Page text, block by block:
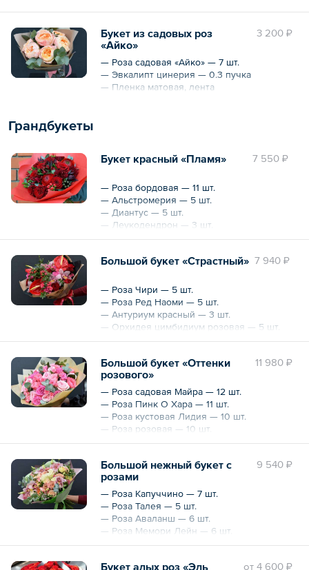
Охват — 25 см
3 200 ₽
Букет из садовых роз
«Айко»
— Роза садовая «Айко» — 7 шт.
— Эвкалипт цинерия — 0.3 пучка
— Пленка матовая, лента
Грандбукеты
7 550 ₽
Букет красный «Пламя»
— Роза бордовая — 11 шт.
— Альстромерия — 5 шт.
— Диантус — 5 шт.
— Леукодендрон — 3 шт.
— Ранункулюс — 2 шт.
— Гиперикум — 3 шт.
— Упаковка в воскированный крафт, лента
Охват — 35 см
7 940 ₽
Большой букет «Страстный»
— Роза Чири — 5 шт.
— Роза Ред Наоми — 5 шт.
— Антуриум красный — 3 шт.
— Орхидея цимбидиум розовая — 5 шт.
— Роза Аква — 6 шт.
— Гиперикум — 4 шт.
— Эвкалипт
— Упаковка
Охват — 40 см
11 980 ₽
Большой букет «Оттенки
розового»
— Роза садовая Майра — 12 шт.
— Роза Пинк О Хара — 11 шт.
— Роза кустовая Лидия — 10 шт.
— Роза розовая — 10 шт.
— Эвкалипт Цинерия — 1 пучок
Охват — 40 см
9 540 ₽
Большой нежный букет с
розами
— Роза Капуччино — 7 шт.
— Роза Талея — 5 шт.
— Роза Аваланш — 6 шт.
— Роза Мемори Лейн — 6 шт.
— Роза кустовая Елена — 2 шт.
oт 4 600 ₽
Букет алых роз «Эль